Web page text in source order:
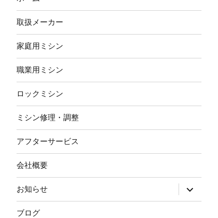
取扱メーカー
家庭用ミシン
職業用ミシン
ロックミシン
ミシン修理・調整
アフターサービス
会社概要
お知らせ
サ
ブ
メ
ブログ